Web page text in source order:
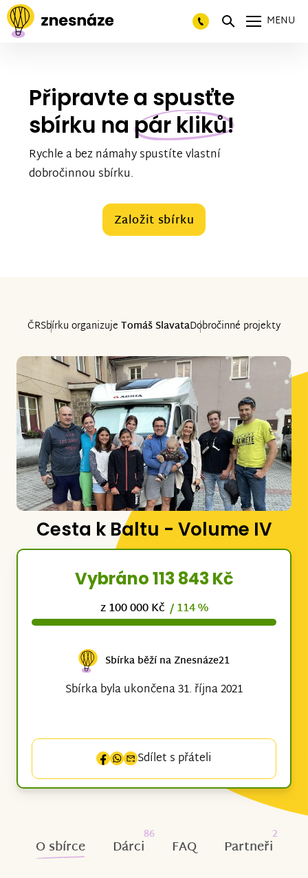
MENU
Připravte a spusťte
sbírku na pár kliků!
Rychle a bez námahy spustíte vlastní
dobročinnou sbírku.
Založit sbírku
ČRSbírku organizuje Tomáš SlavataDobročinné projekty
Cesta k Baltu - Volume IV
Vybráno 113 843 Kč
z 100 000 Kč / 114 %
Sbírka běží na Znesnáze21
Sbírka byla ukončena 31. října 2021
Sdílet s přáteli
O sbírce Dárci
86
FAQ Partneři
2